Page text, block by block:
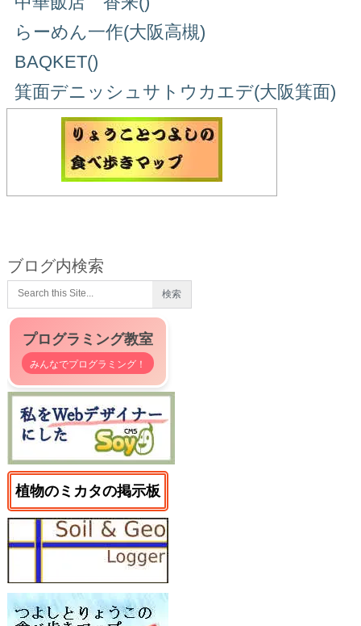
らーめん一作(大阪高槻)
BAQKET()
箕面デニッシュサトウカエデ(大阪箕面)
ブログ内検索
プログラミング教室
みんなでプログラミング！
植物のミカタの掲示板